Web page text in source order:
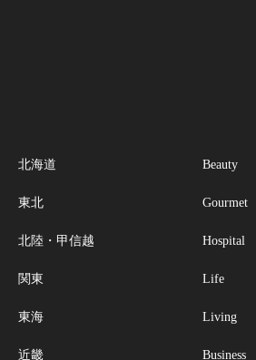
北海道
東北
北陸・甲信越
関東
東海
近畿
Beauty
Gourmet
Hospital
Life
Living
Business